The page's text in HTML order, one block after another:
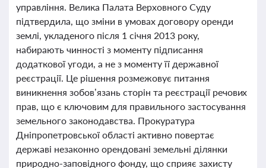
управління. Велика Палата Верховного Суду
підтвердила, що зміни в умовах договору оренди
землі, укладеного після 1 січня 2013 року,
набирають чинності з моменту підписання
додаткової угоди, а не з моменту її державної
реєстрації. Це рішення розмежовує питання
виникнення зобов’язань сторін та реєстрації речових
прав, що є ключовим для правильного застосування
земельного законодавства. Прокуратура
Дніпропетровської області активно повертає
державі незаконно орендовані земельні ділянки
природно-заповідного фонду, що сприяє захисту